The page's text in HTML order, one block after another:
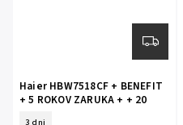
Haier HBW7518CF + BENEFIT
+ 5 ROKOV ZARUKA + + 20
3 dni